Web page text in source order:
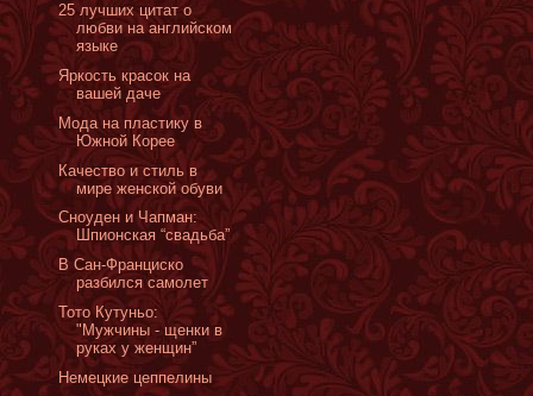
25 лучших цитат о
любви на английском
языке
Яркость красок на
вашей даче
Мода на пластику в
Южной Корее
Качество и стиль в
мире женской обуви
Сноуден и Чапман:
Шпионская “свадьба”
В Сан-Франциско
разбился самолет
Тото Кутуньо:
"Мужчины - щенки в
руках у женщин”
Немецкие цеппелины